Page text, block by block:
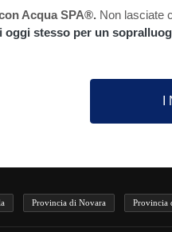
Acqua SPA®. Non lasciate
oggi stesso per un
Provincia di Novara Provincia